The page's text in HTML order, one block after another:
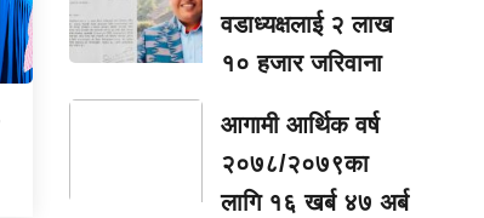
वडाध्यक्षलाई २ लाख
१० हजार जरिवाना
आगामी आर्थिक वर्ष
२०७८/२०७९का
लागि १६ खर्ब ४७ अर्ब